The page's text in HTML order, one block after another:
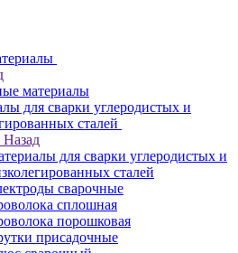
материалы
для сварки углеродистых и
сталей
Назад
для сварки углеродистых и
сталей
сварочные
сплошная
порошковая
присадочные